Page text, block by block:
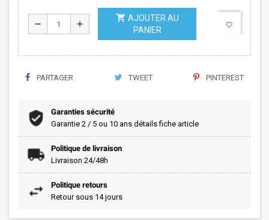
remove add
shopping_cart AJOUTER AU
PANIER
favorite_border
PARTAGER TWEET PINTEREST
Garanties sécurité
Garantie 2 / 5 ou 10 ans détails fiche article
Politique de livraison
Livraison 24/48h
Politique retours
Retour sous 14 jours